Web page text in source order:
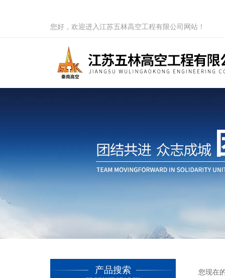
您好，欢迎进入江苏五林高空工程有限公司网站！
产品搜索 您现在